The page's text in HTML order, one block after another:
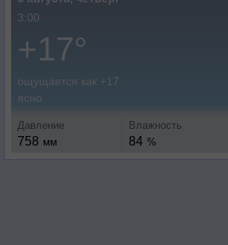
3:00
+17°
ощущается как +17
ясно
Давление
758 мм
Влажность
84 %